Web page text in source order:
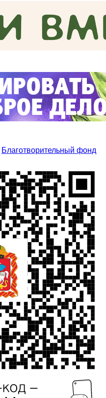
Благотворительный фонд